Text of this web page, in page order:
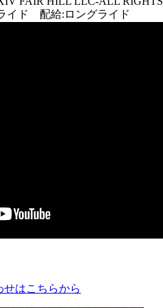
イド 配給:ロングライド
せはこちらから